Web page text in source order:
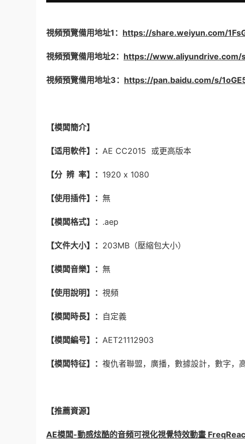
視頻預覽備用地址1： https://share.weiyun.com/
視頻預覽備用地址2： https://www.aliyundrive.com/
視頻預覽備用地址3： https://pan.baidu.com/s/
【模闆簡介】
【适用軟件】： AE CC2015 或更高版本
【分 辨 率】： 1920 x 1080
【使用插件】： 無
【模闆格式】： .aep
【文件大小】： 203MB（壓縮包大小）
【模闆音樂】： 無
【使用說明】： 視頻
【模闆時長】： 自定義
【模闆編号】： AET21112903
【模闆特征】： 複仇者聯盟，廣播，數據設計，數字，
【推薦資源】
AE模闆-動感炫酷的音頻可視化視覺特效動畫